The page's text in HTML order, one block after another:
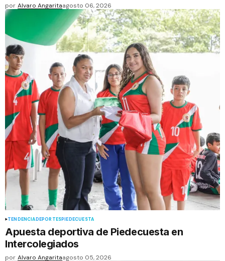
por Alvaro Angaritaagosto 06, 2026
TENDENCIA DEPORTESPIEDECUESTA
Apuesta deportiva de Piedecuesta en
Intercolegiados
por Alvaro Angaritaagosto 05, 2026